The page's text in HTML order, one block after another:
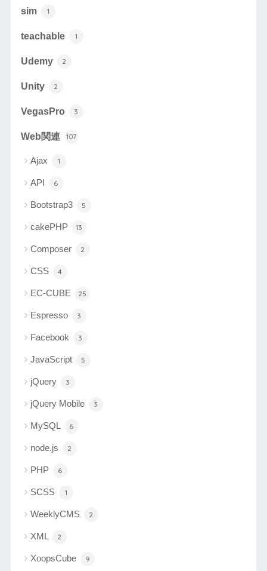
sim 1
teachable 1
Udemy 2
Unity 2
VegasPro 3
Web関連 107
Ajax 1
API 6
Bootstrap3 5
cakePHP 13
Composer 2
CSS 4
EC-CUBE 25
Espresso 3
Facebook 3
JavaScript 5
jQuery 3
jQuery Mobile 3
MySQL 6
node.js 2
PHP 6
SCSS 1
WeeklyCMS 2
XML 2
XoopsCube 9